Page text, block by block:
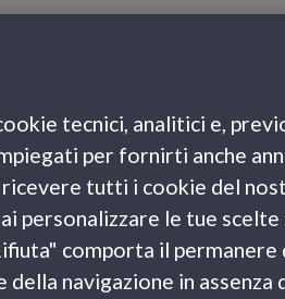
tecnici, analitici e,
per fornirti anche
tutti i cookie del
personalizzare le tue
comporta il
della navigazione in